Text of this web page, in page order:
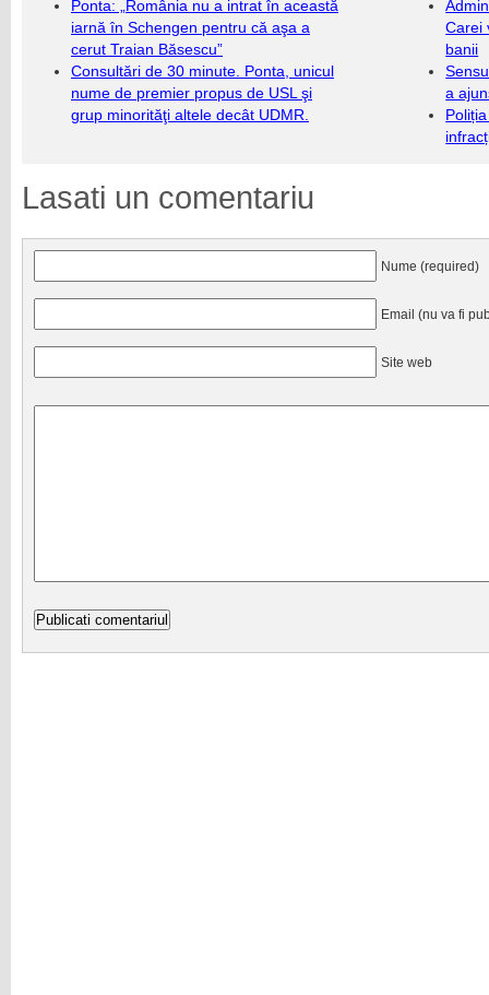
Ponta: „România nu a intrat în această
iarnă în Schengen pentru că aşa a
cerut Traian Băsescu”
Consultări de 30 minute. Ponta, unicul
nume de premier propus de USL şi
grup minorităţi altele decât UDMR.
Carei
banii
a
Lasati un comentariu
Nume (required)
Email (nu va fi
Site web